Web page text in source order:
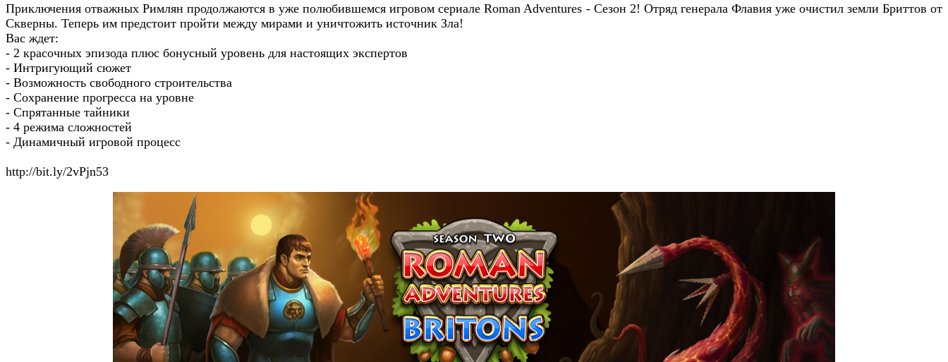
Приключения отважных Римлян продолжаются в уже полюбившемся игровом сериале Roman Adventures - Сезон 2! Отряд генерала Флавия уже очистил земли Бриттов от
Скверны. Теперь им предстоит пройти между мирами и уничтожить источник Зла!
Вас ждет:
- 2 красочных эпизода плюс бонусный уровень для настоящих экспертов
- Интригующий сюжет
- Возможность свободного строительства
- Сохранение прогресса на уровне
- Спрятанные тайники
- 4 режима сложностей
- Динамичный игровой процесс
http://bit.ly/2vPjn53